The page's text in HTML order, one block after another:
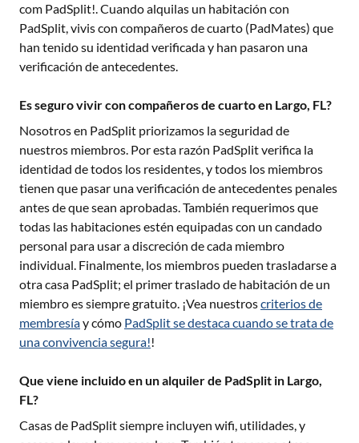
com PadSplit!. Cuando alquilas un habitación con
PadSplit, vivis con compañeros de cuarto (PadMates) que
han tenido su identidad verificada y han pasaron una
verificación de antecedentes.
Es seguro vivir con compañeros de cuarto en Largo, FL?
Nosotros en PadSplit priorizamos la seguridad de
nuestros miembros. Por esta razón PadSplit verifica la
identidad de todos los residentes, y todos los miembros
tienen que pasar una verificación de antecedentes penales
antes de que sean aprobadas. También requerimos que
todas las habitaciones estén equipadas con un candado
personal para usar a discreción de cada miembro
individual. Finalmente, los miembros pueden trasladarse a
otra casa PadSplit; el primer traslado de habitación de un
miembro es siempre gratuito. ¡Vea nuestroscriterios de
membresíay cómo PadSplit se destaca cuando se trata de
una convivencia segura!!
Que viene incluido en un alquiler de PadSplit in Largo,
FL?
Casas de PadSplit siempre incluyen wifi, utilidades, y